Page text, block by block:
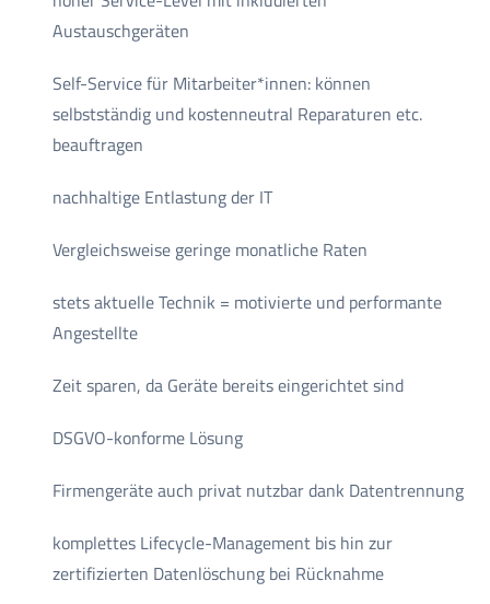
Austauschgeräten
Self-Service für Mitarbeiter*innen: können
selbstständig und kostenneutral Reparaturen etc.
beauftragen
nachhaltige Entlastung der IT
Vergleichsweise geringe monatliche Raten
stets aktuelle Technik = motivierte und performante
Angestellte
Zeit sparen, da Geräte bereits eingerichtet sind
DSGVO-konforme Lösung
Firmengeräte auch privat nutzbar dank Datentrennung
komplettes Lifecycle-Management bis hin zur
zertifizierten Datenlöschung bei Rücknahme